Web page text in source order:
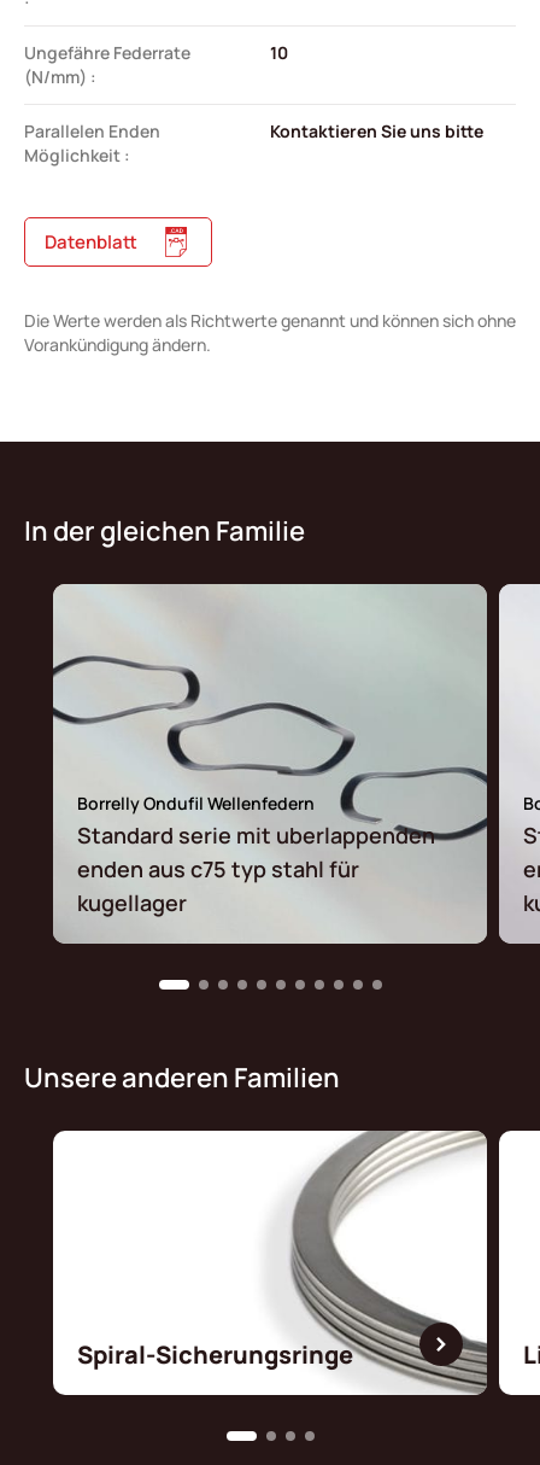
Ungefähre Federrate
(N/mm) :
10
Parallelen Enden
Möglichkeit :
Kontaktieren Sie uns bitte
Datenblatt
Die Werte werden als Richtwerte genannt und können sich ohne
Vorankündigung ändern.
In der gleichen Familie
Borrelly Ondufil Wellenfedern
Standard serie mit uberlappenden
enden aus c75 typ stahl für
kugellager
Unsere anderen Familien
Spiral-Sicherungsringe